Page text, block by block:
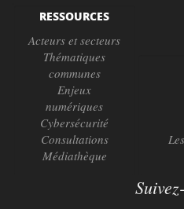
RESSOURCES
Acteurs et secteurs
Thématiques
communes
Enjeux
numériques
Cybersécurité
Consultations
Médiathèque